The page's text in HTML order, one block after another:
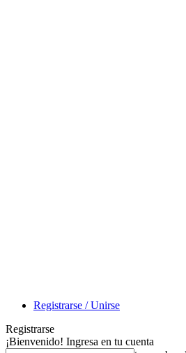
Registrarse / Unirse
Registrarse
¡Bienvenido! Ingresa en tu cuenta